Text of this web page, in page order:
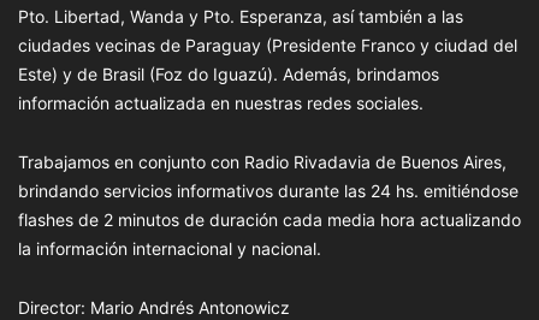
Pto. Libertad, Wanda y Pto. Esperanza, así también a las
ciudades vecinas de Paraguay (Presidente Franco y ciudad del
Este) y de Brasil (Foz do Iguazú). Además, brindamos
información actualizada en nuestras redes sociales.
Trabajamos en conjunto con Radio Rivadavia de Buenos Aires,
brindando servicios informativos durante las 24 hs. emitiéndose
flashes de 2 minutos de duración cada media hora actualizando
la información internacional y nacional.
Director: Mario Andrés Antonowicz